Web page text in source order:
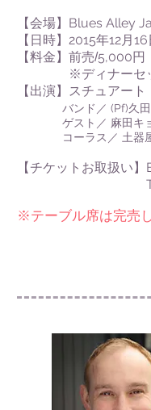
【会場】 Blues Alley
【日時】 2015年12月 16
【料金】前売/5,000
※ディナーセ
【出演】スチュアー
バンド／ (Pf)久
ゲスト／ 麻田キョウ
コーラス／ 土器屋利
【チケットお取扱い】
TEL 03-
※テーブル席は完売